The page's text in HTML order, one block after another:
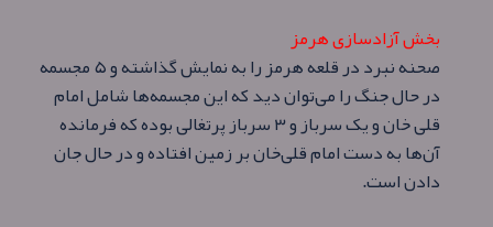
بخش آزادسازی هرمز
صحنه نبرد در قلعه هرمز را به نمایش گذاشته و ۵ مجسمه
در حال جنگ را می‌توان دید که این مجسمه‌ها شامل امام
قلی خان و یک سرباز و ۳ سرباز پرتغالی بوده که فرمانده
آن‌ها به دست امام قلی‌خان بر زمین افتاده و در حال جان
دادن است.